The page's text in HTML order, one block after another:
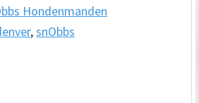
Hondenmanden
,snObbs